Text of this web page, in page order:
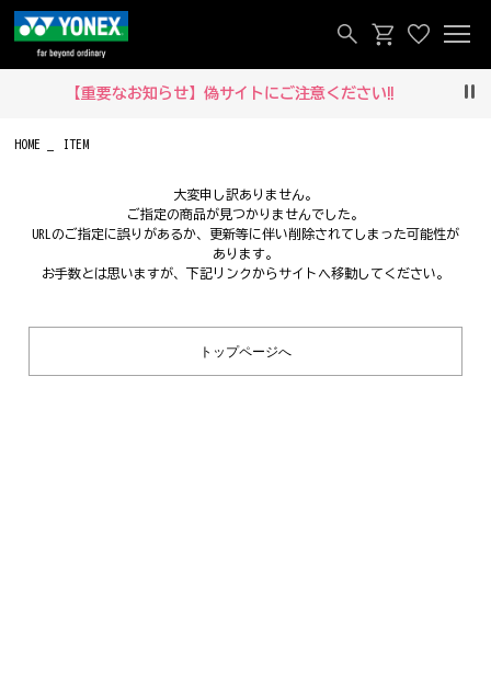
【重要なお知らせ】偽サイトにご注意ください‼
HOME ITEM
大変申し訳ありません。
ご指定の商品が見つかりませんでした。
URLのご指定に誤りがあるか、更新等に伴い削除されてしまった可能性が
あります。
お手数とは思いますが、下記リンクからサイトへ移動してください。
トップページへ